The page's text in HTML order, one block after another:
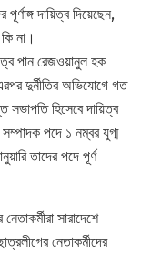
দায়িত্ব দিয়েছেন,
না।
পান রেজওয়ানুল হক
দুর্নীতির অভিযোগে গত
সভাপতি হিসেবে দায়িত্ব
পদে ১ নম্বর যুগ্ম
তাদের পদে পূর্ণ
সারাদেশে
নেতাকর্মীদের